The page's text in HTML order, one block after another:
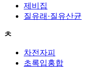
제비집
질유래·질유산균
ㅊ
차전자피
초록입홍합